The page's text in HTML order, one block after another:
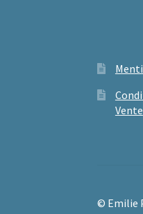
Vente
© Emilie